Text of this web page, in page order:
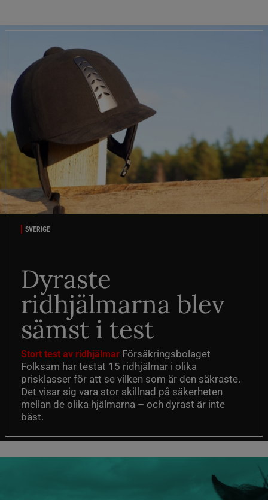
SVERIGE
Dyraste
ridhjälmarna blev
sämst i test
Stort test av ridhjälmar Försäkringsbolaget
Folksam har testat 15 ridhjälmar i olika
prisklasser för att se vilken som är den säkraste.
Det visar sig vara stor skillnad på säkerheten
mellan de olika hjälmarna – och dyrast är inte
bäst.